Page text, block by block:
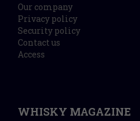
Our company
Privacy policy
Security policy
Contact us
Access
WHISKY MAGAZINE